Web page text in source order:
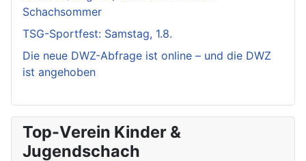
Schachsommer
TSG-Sportfest: Samstag, 1.8.
Die neue DWZ-Abfrage ist online – und die DWZ
ist angehoben
Top-Verein Kinder &
Jugendschach